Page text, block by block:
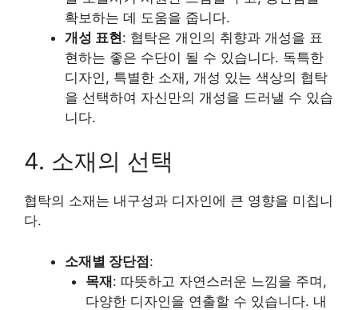
확보하는 데 도움을 줍니다.
개성 표현: 협탁은 개인의 취향과 개성을 표
현하는 좋은 수단이 될 수 있습니다. 독특한
디자인, 특별한 소재, 개성 있는 색상의 협탁
을 선택하여 자신만의 개성을 드러낼 수 있습
니다.
4. 소재의 선택
협탁의 소재는 내구성과 디자인에 큰 영향을 미칩니
다.
소재별 장단점:
목재: 따뜻하고 자연스러운 느낌을 주며,
다양한 디자인을 연출할 수 있습니다. 내